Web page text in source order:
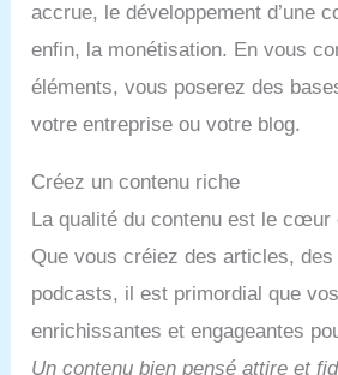
accrue, le développement d’une
enfin, la monétisation. En vous
éléments, vous poserez des
votre entreprise ou votre blog.
Créez un contenu riche
La qualité du contenu est le cœur
Que vous créiez des articles,
podcasts, il est primordial que
enrichissantes et engageantes
Un contenu bien pensé attire et